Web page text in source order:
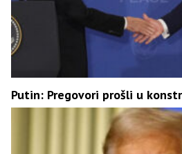
Putin: Pregovori prošli u